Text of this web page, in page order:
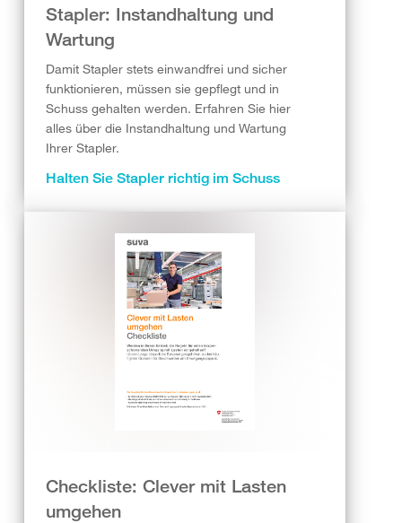
Stapler: Instandhaltung und
Wartung
Damit Stapler stets einwandfrei und sicher
funktionieren, müssen sie gepflegt und in
Schuss gehalten werden. Erfahren Sie hier
alles über die Instandhaltung und Wartung
Ihrer Stapler.
Halten Sie Stapler richtig im Schuss
Checkliste: Clever mit Lasten
umgehen